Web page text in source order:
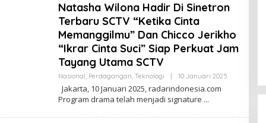
A
K
I
Natasha Wilona Hadir Di Sinetron
Terbaru SCTV “Ketika Cinta
Memanggilmu” Dan Chicco Jerikho
“Ikrar Cinta Suci” Siap Perkuat Jam
Tayang Utama SCTV
Nasional, Perdagangan, Teknologi 10 Januari 2025
E
Jakarta, 10 Januari 2025, radarindonesia.com
Program drama telah menjadi signature